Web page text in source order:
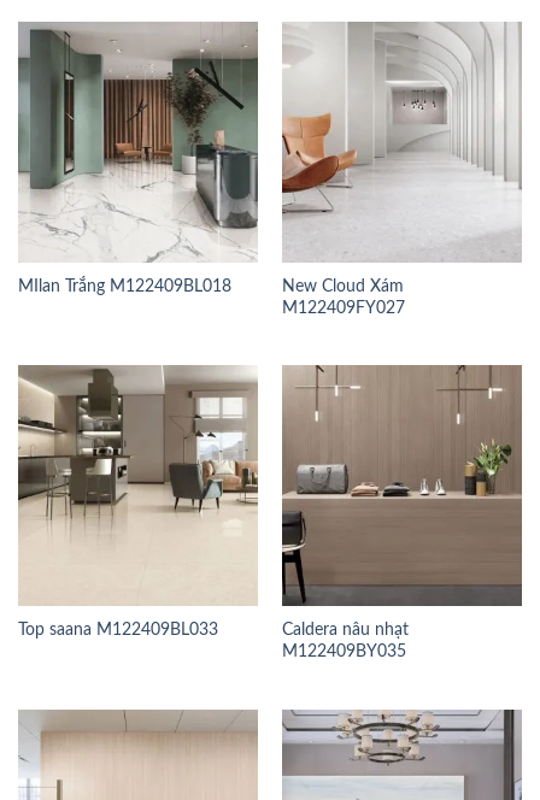
MIlan Trắng M122409BL018
New Cloud Xám
M122409FY027
Top saana M122409BL033
Caldera nâu nhạt
M122409BY035